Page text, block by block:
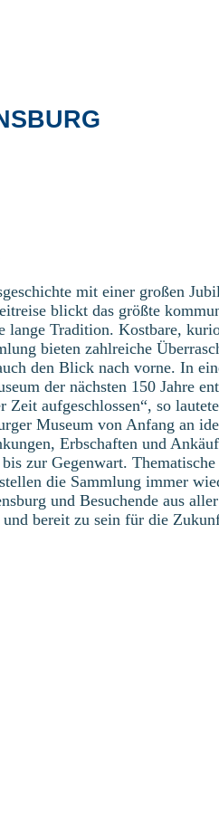
mit einer großen
blickt das größte
Tradition. Kostbare,
bieten zahlreiche
den Blick nach vorne. In
der nächsten 150 Jahre
aufgeschlossen“, so
Museum von Anfang an
Erbschaften und
zur Gegenwart. Thematische
die Sammlung immer
und Besuchende aus
und bereit zu sein für die